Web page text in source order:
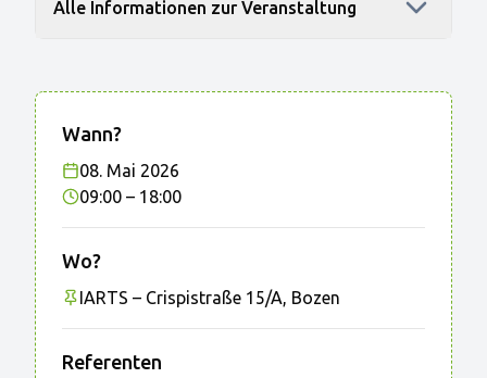
Wann?
08. Mai 2026
09:00 – 18:00
Wo?
IARTS – Crispistraße 15/A, Bozen
Referenten
Alle Informationen zur Veranstaltung